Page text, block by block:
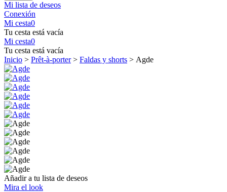
Mi lista de deseos
Conexión
Mi cesta0
Tu cesta está vacía
Mi cesta0
Tu cesta está vacía
Inicio > Prêt-à-porter> Faldas y shorts > Agde
Añadir a tu lista de deseos
Mira el look